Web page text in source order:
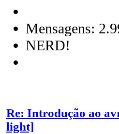
Mensagens:
NERD!
Re: Introdução ao
light]